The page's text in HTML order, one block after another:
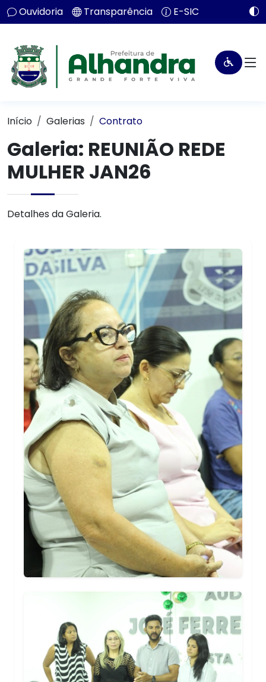
Ouvidoria Transparência E-SIC
Início Galerias Contrato
Galeria: REUNIÃO REDE
MULHER JAN26
Detalhes da Galeria.